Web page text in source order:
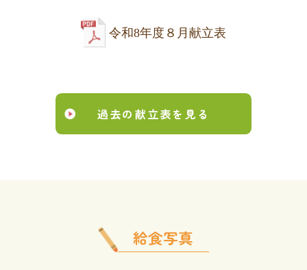
令和8年度８月献立表
過去の献立表を見る
給食写真